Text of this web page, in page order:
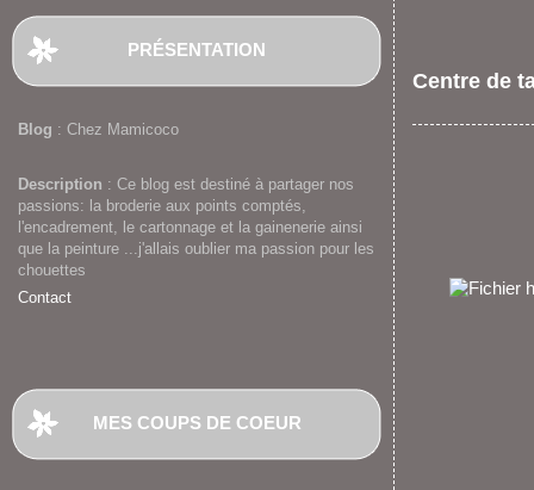
PRÉSENTATION
Blog : Chez Mamicoco
Description : Ce blog est destiné à partager nos
passions: la broderie aux points comptés,
l'encadrement, le cartonnage et la gainenerie ainsi
que la peinture ...j'allais oublier ma passion pour les
chouettes
Contact
MES COUPS DE COEUR
Centre de